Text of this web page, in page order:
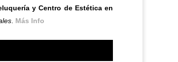
y Centro de Estética en
. Más Info